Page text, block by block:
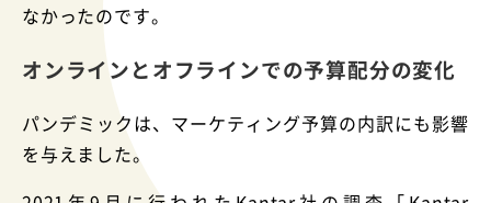
なかったのです。
オンラインとオフラインでの予算配分の変化
パンデミックは、マーケティング予算の内訳にも影響
を与えました。